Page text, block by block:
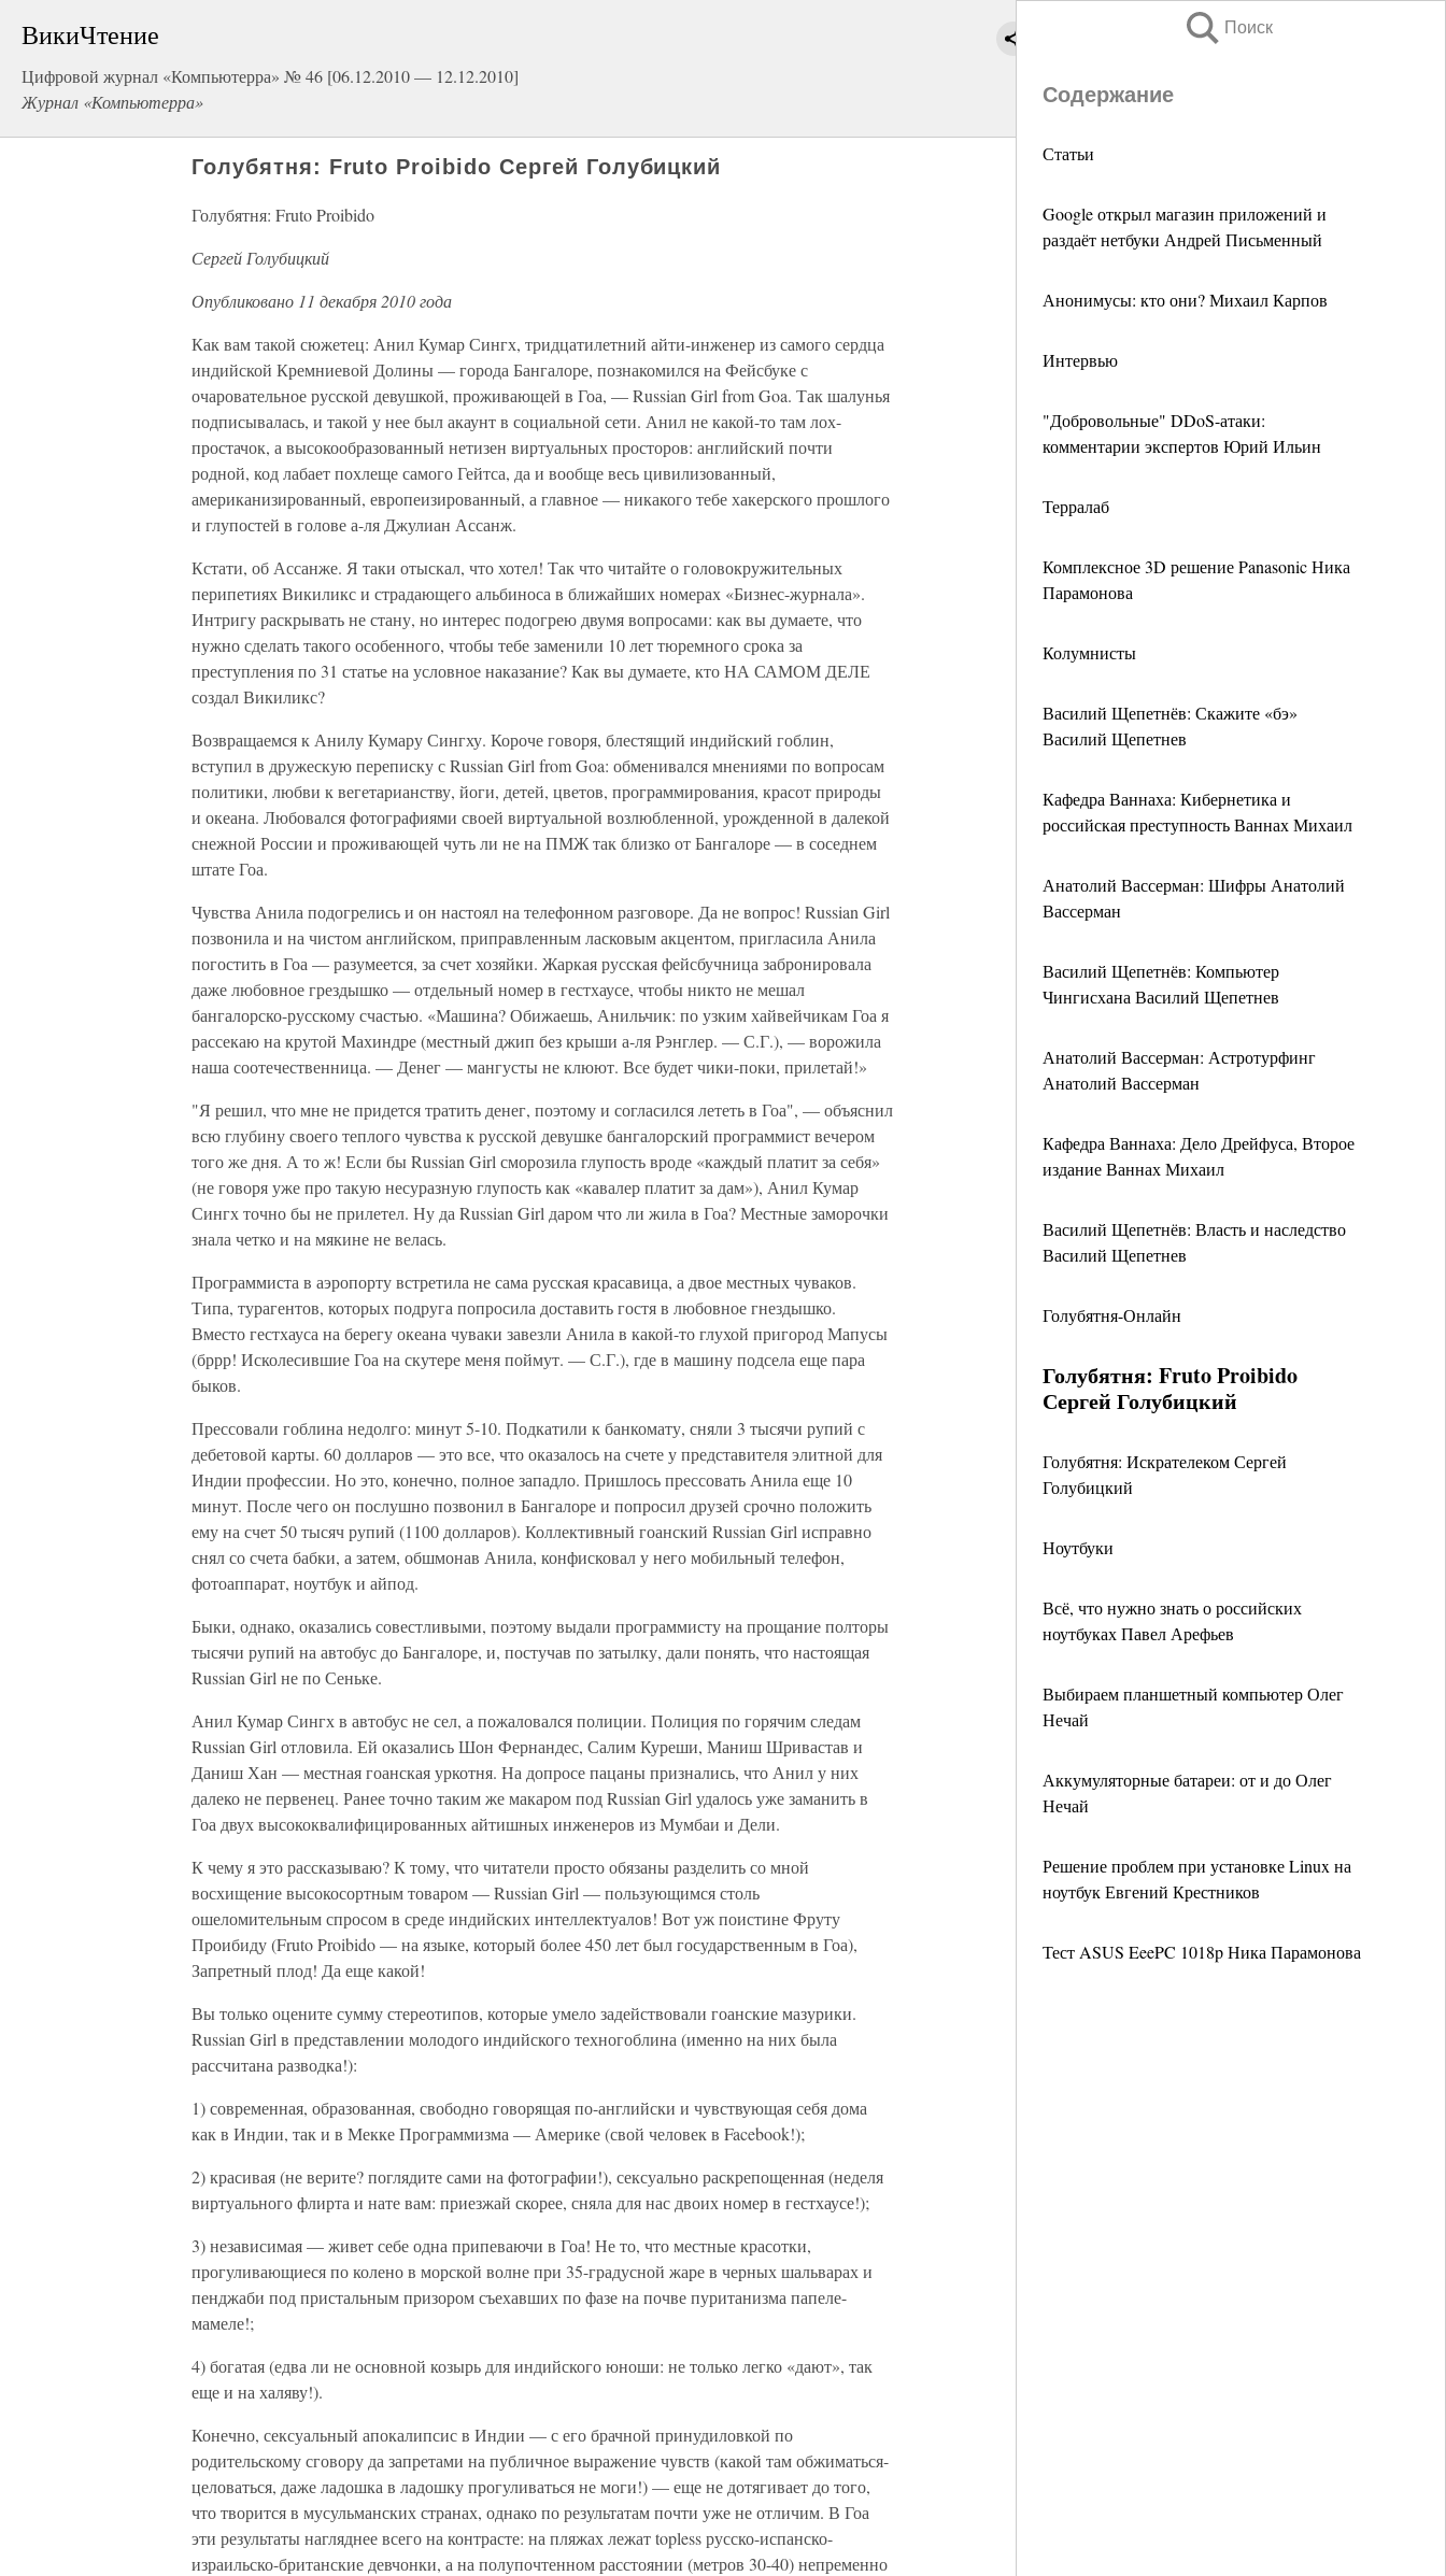
ВикиЧтение
Цифровой журнал «Компьютерра» № 46 [06.12.2010 — 12.12.2010]
Журнал «Компьютерра»
Поиск
Содержание
Статьи
Google открыл магазин приложений и
раздаёт нетбуки Андрей Письменный
Анонимусы: кто они? Михаил Карпов
Интервью
"Добровольные" DDoS-атаки:
комментарии экспертов Юрий Ильин
Терралаб
Комплексное 3D решение Panasonic Ника
Парамонова
Колумнисты
Василий Щепетнёв: Скажите «бэ»
Василий Щепетнев
Кафедра Ваннаха: Кибернетика и
российская преступность Ваннах Михаил
Анатолий Вассерман: Шифры Анатолий
Вассерман
Василий Щепетнёв: Компьютер
Чингисхана Василий Щепетнев
Анатолий Вассерман: Астротурфинг
Анатолий Вассерман
Кафедра Ваннаха: Дело Дрейфуса, Второе
издание Ваннах Михаил
Василий Щепетнёв: Власть и наследство
Василий Щепетнев
Голубятня-Онлайн
Голубятня: Fruto Proibido
Сергей Голубицкий
Голубятня: Искрателеком Сергей
Голубицкий
Ноутбуки
Всё, что нужно знать о российских
ноутбуках Павел Арефьев
Выбираем планшетный компьютер Олег
Нечай
Аккумуляторные батареи: от и до Олег
Нечай
Решение проблем при установке Linux на
ноутбук Евгений Крестников
Тест ASUS EeePC 1018p Ника Парамонова
Голубятня: Fruto Proibido Сергей Голубицкий
Голубятня: Fruto Proibido
Сергей Голубицкий
Опубликовано 11 декабря 2010 года
Как вам такой сюжетец: Анил Кумар Сингх, тридцатилетний айти-инженер из самого сердца
индийской Кремниевой Долины — города Бангалоре, познакомился на Фейсбуке с
очаровательное русской девушкой, проживающей в Гоа, — Russian Girl from Goa. Так шалунья
подписывалась, и такой у нее был акаунт в социальной сети. Анил не какой-то там лох-
простачок, а высокообразованный нетизен виртуальных просторов: английский почти
родной, код лабает похлеще самого Гейтса, да и вообще весь цивилизованный,
американизированный, европеизированный, а главное — никакого тебе хакерского прошлого
и глупостей в голове а-ля Джулиан Ассанж.
Кстати, об Ассанже. Я таки отыскал, что хотел! Так что читайте о головокружительных
перипетиях Викиликс и страдающего альбиноса в ближайших номерах «Бизнес-журнала».
Интригу раскрывать не стану, но интерес подогрею двумя вопросами: как вы думаете, что
нужно сделать такого особенного, чтобы тебе заменили 10 лет тюремного срока за
преступления по 31 статье на условное наказание? Как вы думаете, кто НА САМОМ ДЕЛЕ
создал Викиликс?
Возвращаемся к Анилу Кумару Сингху. Короче говоря, блестящий индийский гоблин,
вступил в дружескую переписку с Russian Girl from Goa: обменивался мнениями по вопросам
политики, любви к вегетарианству, йоги, детей, цветов, программирования, красот природы
и океана. Любовался фотографиями своей виртуальной возлюбленной, урожденной в далекой
снежной России и проживающей чуть ли не на ПМЖ так близко от Бангалоре — в соседнем
штате Гоа.
Чувства Анила подогрелись и он настоял на телефонном разговоре. Да не вопрос! Russian Girl
позвонила и на чистом английском, приправленным ласковым акцентом, пригласила Анила
погостить в Гоа — разумеется, за счет хозяйки. Жаркая русская фейсбучница забронировала
даже любовное грездышко — отдельный номер в гестхаусе, чтобы никто не мешал
бангалорско-русскому счастью. «Машина? Обижаешь, Анильчик: по узким хайвейчикам Гоа я
рассекаю на крутой Махиндре (местный джип без крыши а-ля Рэнглер. — С.Г.), — ворожила
наша соотечественница. — Денег — мангусты не клюют. Все будет чики-поки, прилетай!»
"Я решил, что мне не придется тратить денег, поэтому и согласился лететь в Гоа", — объяснил
всю глубину своего теплого чувства к русской девушке бангалорский программист вечером
того же дня. А то ж! Если бы Russian Girl сморозила глупость вроде «каждый платит за себя»
(не говоря уже про такую несуразную глупость как «кавалер платит за дам»), Анил Кумар
Сингх точно бы не прилетел. Ну да Russian Girl даром что ли жила в Гоа? Местные заморочки
знала четко и на мякине не велась.
Программиста в аэропорту встретила не сама русская красавица, а двое местных чуваков.
Типа, турагентов, которых подруга попросила доставить гостя в любовное гнездышко.
Вместо гестхауса на берегу океана чуваки завезли Анила в какой-то глухой пригород Мапусы
(бррр! Исколесившие Гоа на скутере меня поймут. — С.Г.), где в машину подсела еще пара
быков.
Прессовали гоблина недолго: минут 5-10. Подкатили к банкомату, сняли 3 тысячи рупий с
дебетовой карты. 60 долларов — это все, что оказалось на счете у представителя элитной для
Индии профессии. Но это, конечно, полное западло. Пришлось прессовать Анила еще 10
минут. После чего он послушно позвонил в Бангалоре и попросил друзей срочно положить
ему на счет 50 тысяч рупий (1100 долларов). Коллективный гоанский Russian Girl исправно
снял со счета бабки, а затем, обшмонав Анила, конфисковал у него мобильный телефон,
фотоаппарат, ноутбук и айпод.
Быки, однако, оказались совестливыми, поэтому выдали программисту на прощание полторы
тысячи рупий на автобус до Бангалоре, и, постучав по затылку, дали понять, что настоящая
Russian Girl не по Сеньке.
Анил Кумар Сингх в автобус не сел, а пожаловался полиции. Полиция по горячим следам
Russian Girl отловила. Ей оказались Шон Фернандес, Салим Куреши, Маниш Шривастав и
Даниш Хан — местная гоанская уркотня. На допросе пацаны признались, что Анил у них
далеко не первенец. Ранее точно таким же макаром под Russian Girl удалось уже заманить в
Гоа двух высококвалифицированных айтишных инженеров из Мумбаи и Дели.
К чему я это рассказываю? К тому, что читатели просто обязаны разделить со мной
восхищение высокосортным товаром — Russian Girl — пользующимся столь
ошеломительным спросом в среде индийских интеллектуалов! Вот уж поистине Фруту
Проибиду (Fruto Proibido — на языке, который более 450 лет был государственным в Гоа),
Запретный плод! Да еще какой!
Вы только оцените сумму стереотипов, которые умело задействовали гоанские мазурики.
Russian Girl в представлении молодого индийского техногоблина (именно на них была
рассчитана разводка!):
1) современная, образованная, свободно говорящая по-английски и чувствующая себя дома
как в Индии, так и в Мекке Программизма — Америке (свой человек в Facebook!);
2) красивая (не верите? поглядите сами на фотографии!), сексуально раскрепощенная (неделя
виртуального флирта и нате вам: приезжай скорее, сняла для нас двоих номер в гестхаусе!);
3) независимая — живет себе одна припеваючи в Гоа! Не то, что местные красотки,
прогуливающиеся по колено в морской волне при 35-градусной жаре в черных шальварах и
пенджаби под пристальным призором съехавших по фазе на почве пуританизма папеле-
мамеле!;
4) богатая (едва ли не основной козырь для индийского юноши: не только легко «дают», так
еще и на халяву!).
Конечно, сексуальный апокалипсис в Индии — с его брачной принудиловкой по
родительскому сговору да запретами на публичное выражение чувств (какой там обжиматься-
целоваться, даже ладошка в ладошку прогуливаться не моги!) — еще не дотягивает до того,
что творится в мусульманских странах, однако по результатам почти уже не отличим. В Гоа
эти результаты нагляднее всего на контрасте: на пляжах лежат topless русско-испанско-
израильско-британские девчонки, а на полупочтенном расстоянии (метров 30-40) непременно